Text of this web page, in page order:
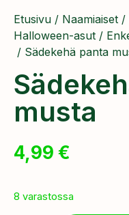
Etusivu / Naamiaiset /
Halloween-asut /
/ Sädekehä panta
musta
4,99 €
8 varastossa